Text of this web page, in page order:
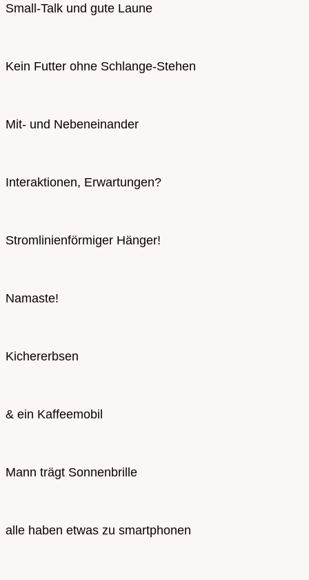
Small-Talk und gute Laune
Kein Futter ohne Schlange-Stehen
Mit- und Nebeneinander
Interaktionen, Erwartungen?
Stromlinienförmiger Hänger!
Namaste!
Kichererbsen
& ein Kaffeemobil
Mann trägt Sonnenbrille
alle haben etwas zu smartphonen